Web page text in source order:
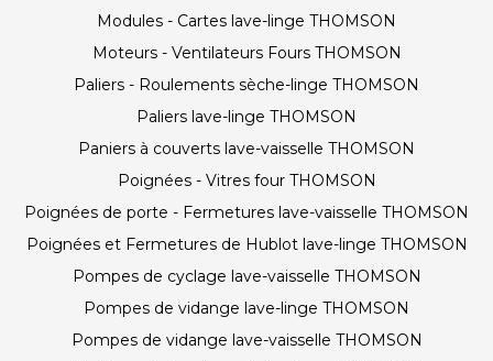
Modules - Cartes lave-linge THOMSON
Moteurs - Ventilateurs Fours THOMSON
Paliers - Roulements sèche-linge THOMSON
Paliers lave-linge THOMSON
Paniers à couverts lave-vaisselle THOMSON
Poignées - Vitres four THOMSON
Poignées de porte - Fermetures lave-vaisselle THOMSON
Poignées et Fermetures de Hublot lave-linge THOMSON
Pompes de cyclage lave-vaisselle THOMSON
Pompes de vidange lave-linge THOMSON
Pompes de vidange lave-vaisselle THOMSON